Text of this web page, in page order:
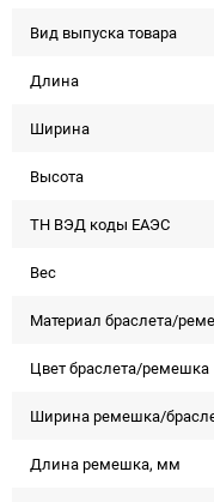
Вид выпуска товара
Длина
Ширина
Высота
ТН ВЭД коды ЕАЭС
Вес
Материал браслета/
Цвет браслета/ремешка
Ширина ремешка/
Длина ремешка, мм